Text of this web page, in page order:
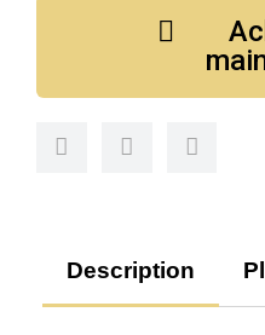
Description